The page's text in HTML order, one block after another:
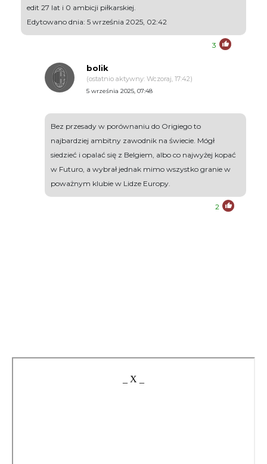
edit 27 lat i 0 ambicji piłkarskiej.
Edytowano dnia: 5 września 2025, 02:42
3
bolik
(ostatnio aktywny: Wczoraj, 17:42)
5 września 2025, 07:48
Bez przesady w porównaniu do Origiego to
najbardziej ambitny zawodnik na świecie. Mógł
siedzieć i opalać się z Belgiem, albo co najwyżej kopać
w Futuro, a wybrał jednak mimo wszystko granie w
poważnym klubie w Lidze Europy.
2